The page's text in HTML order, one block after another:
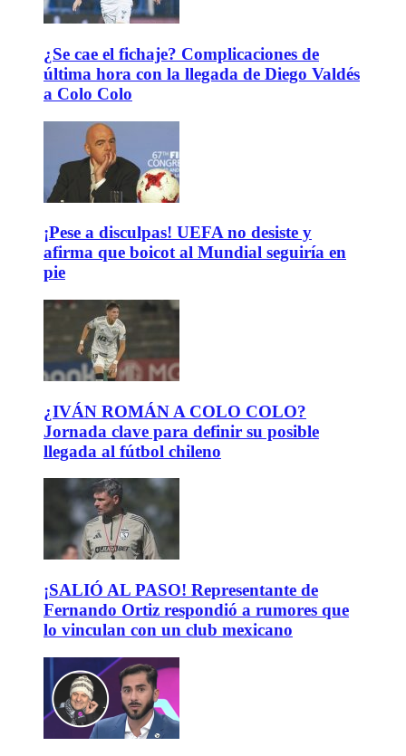
¿Se cae el fichaje? Complicaciones de
última hora con la llegada de Diego Valdés
a Colo Colo
¡Pese a disculpas! UEFA no desiste y
afirma que boicot al Mundial seguiría en
pie
¿IVÁN ROMÁN A COLO COLO?
Jornada clave para definir su posible
llegada al fútbol chileno
¡SALIÓ AL PASO! Representante de
Fernando Ortiz respondió a rumores que
lo vinculan con un club mexicano